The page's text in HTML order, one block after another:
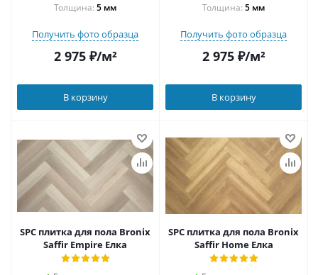
Толщина: 5 мм
Получить фото образца
2 975₽/м²
В корзину
Толщина: 5 мм
Получить фото образца
2 975₽/м²
В корзину
SPC плитка для пола Bronix
Saffir Empire Елка
SPC плитка для пола Bronix
Saffir Home Елка